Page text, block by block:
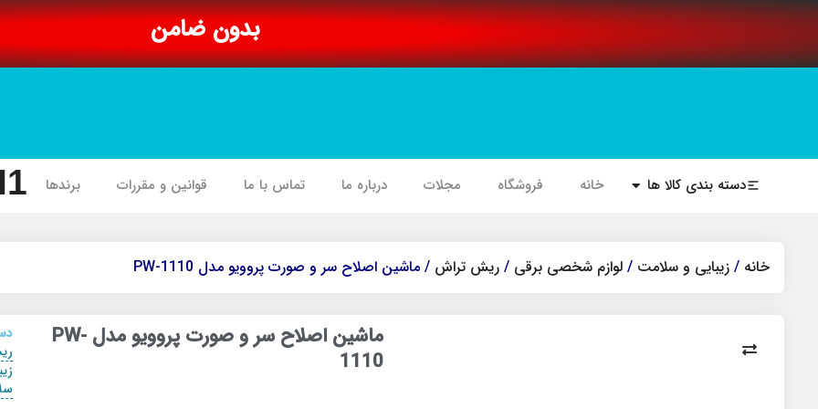
بدون ضامن
دسته بندی کالا ها خانه فروشگاه مجلات درباره ما تماس با ما قوانین و مقررات برندها
خانه / زیبایی و سلامت / لوازم شخصی برقی / ریش تراش / ماشین اصلاح سر و صورت پروویو مدل PW-1110
ماشین اصلاح سر و صورت پروویو مدل PW-
1110